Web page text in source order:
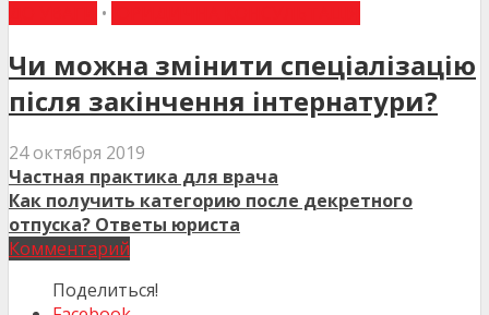
•
Чи можна змінити спеціалізацію
після закінчення інтернатури?
24 октября 2019
Частная практика для врача
Как получить категорию после декретного
отпуска? Ответы юриста
Комментарий
Поделиться!